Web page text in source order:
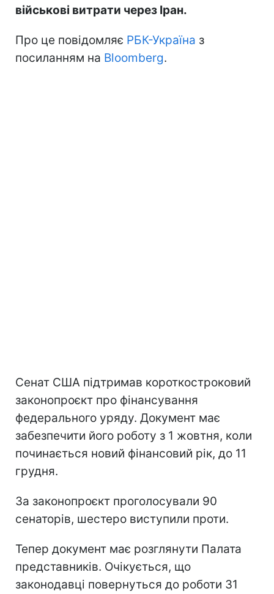
військові витрати через Іран.
Про це повідомляє РБК-Україна з
посиланням на Bloomberg.
Сенат США підтримав короткостроковий
законопроєкт про фінансування
федерального уряду. Документ має
забезпечити його роботу з 1 жовтня, коли
починається новий фінансовий рік, до 11
грудня.
За законопроєкт проголосували 90
сенаторів, шестеро виступили проти.
Тепер документ має розглянути Палата
представників. Очікується, що
законодавці повернуться до роботи 31